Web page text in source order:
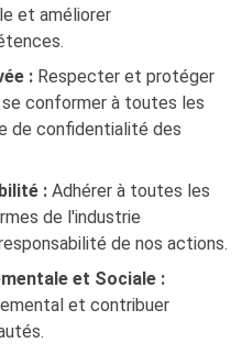
et améliorer
: Respecter et protéger
conformer à toutes les
de confidentialité des
: Adhérer à toutes les
de l'industrie
de nos actions.
et Sociale :
et contribuer